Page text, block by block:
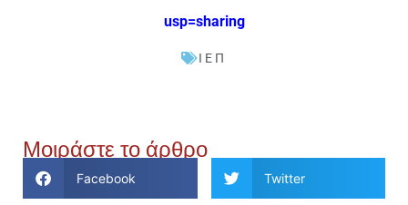
usp=sharing
ΙΕΠ
Μοιράστε το άρθρο
Facebook Twitter